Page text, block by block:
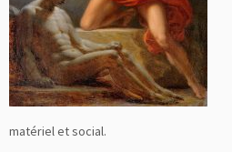
matériel et social.